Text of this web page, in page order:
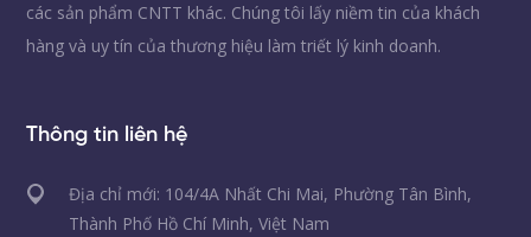
các sản phẩm CNTT khác. Chúng tôi lấy niềm tin của khách
hàng và uy tín của thương hiệu làm triết lý kinh doanh.
Thông tin liên hệ
Địa chỉ mới: 104/4A Nhất Chi Mai, Phường Tân Bình,
Thành Phố Hồ Chí Minh, Việt Nam